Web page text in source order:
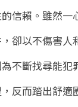
信賴。雖然一
卻以不傷害人
不斷找尋能犯
反而踏出舒適